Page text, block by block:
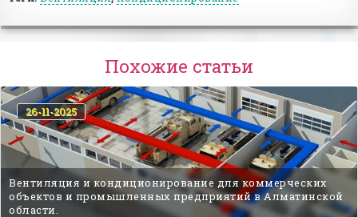
Похожие статьи
Вентиляция и кондиционирование для коммерческих
объектов и промышленных предприятий в Алматинской
области.
26-11-2025